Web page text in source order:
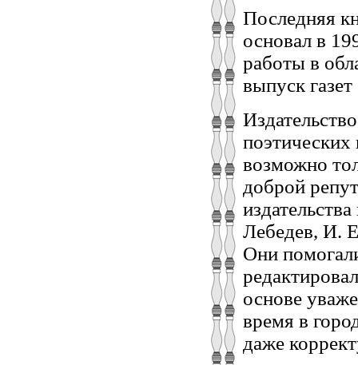
Последняя
основал в
работы в
выпуск
возможно
доброй
Лебедев, И.
Они
основе
время в
даже